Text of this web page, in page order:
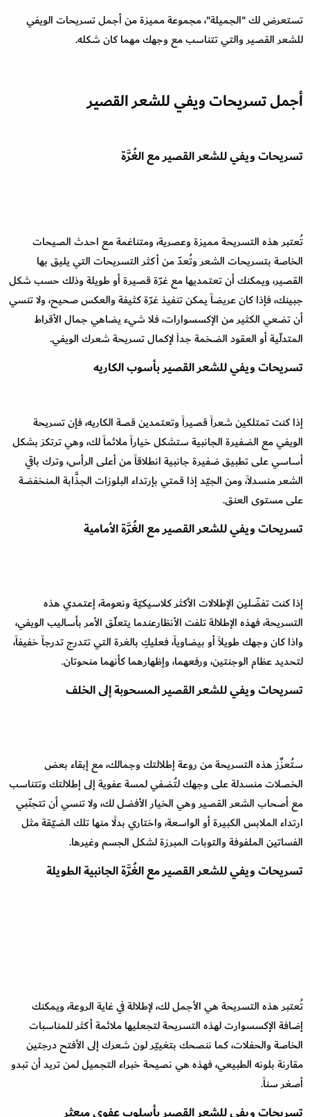
تستعرض لك "الجميلة"، مجموعة مميزة من أجمل تسريحات الويفي
للشعر القصير والتي تتناسب مع وجهك مهما كان شكله.
أجمل تسريحات ويفي للشعر القصير
تسريحات ويفي للشعر القصير مع الغُرَّة
تُعتبر هذه التسريحة مميزة وعصرية، ومتناغمة مع احدث الصيحات
الخاصة بتسريحات الشعر وتُعدّ من أكثر التسريحات التي يليق بها
القصير، ويمكنك أن تعتمديها مع غرّة قصيرة أو طويلة وذلك حسب شكل
جبينك، فإذا كان عريضاً يمكن تنفيذ غرّة كثيفة والعكس صحيح، ولا تنسي
أن تضعي الكثير من الإكسسوارات، فلا شيء يضاهي جمال الأقراط
المتدلّية أو العقود الضخمة جداَ لإكمال تسريحة شعرك الويفي.
تسريحات ويفي للشعر القصير بأسوب الكاريه
إذا كنت تمتلكين شعراً قصيراً وتعتمدين قصة الكاريه، فإن تسريحة
الويفي مع الضفيرة الجانبية ستشكل خياراً ملائماً لك، وهي ترتكز بشكل
أساسي على تطبيق ضفيرة جانبية انطلاقاً من أعلى الرأس، وترك باقي
الشعر منسدلاً، ومن الجيّد إذا قمتي بإرتداء البلوزات الجذَّابة المنخفضة
على مستوى العنق.
تسريحات ويفي للشعر القصير مع الغُرَّة الأمامية
إذا كنت تفضّلين الإطلالات الأكثر كلاسيكيّة ونعومة، إعتمدي هذه
التسريحة، فهذه الإطلالة تلفت الأنظارعندما يتعلّق الأمر بأساليب الويفي،
واذا كان وجهك طويلاً أو بيضاوياً، فعليكِ بالغرة التي تتدرج تدرجاً خفيفاً،
لتحديد عظام الوجنتين، ورفعهما، وإظهارهما كأنهما منحوتان.
تسريحات ويفي للشعر القصير المسحوبة إلى الخلف
ستُعزِّز هذه التسريحة من روعة إطلالتك وجمالك، مع إبقاء بعض
الخصلات منسدلة على وجهك لتُضفي لمسة عفوية إلى إطلالتك وتتناسب
مع أصحاب الشعر القصير وهي الخيار الأفضل لك، ولا تنسي أن تتجنّبي
ارتداء الملابس الكبيرة أو الواسعة، واختاري بدلًا منها تلك الضيّقة مثل
الفساتين الملفوفة والتوبات المبرزة لشكل الجسم وغيرها.
تسريحات ويفي للشعر القصير مع الغُرَّة الجانبية الطويلة
تُعتبر هذه التسريحة هي الأجمل لك، لإطلالة في غاية الروعة، ويمكنك
إضافة الإكسسوارت لهذه التسريحة لتجعليها ملائمة أكثر للمناسبات
الخاصة والحفلات، كما ننصحك بتغييّر لون شعرك إلى الأفتح درجتين
مقارنة بلونه الطبيعي، فهذه هي نصيحة خبراء التجميل لمن تريد أن تبدو
أصغر سناً.